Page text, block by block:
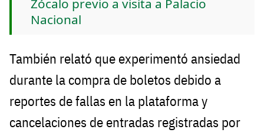
Zócalo previo a visita a Palacio
Nacional
También relató que experimentó ansiedad
durante la compra de boletos debido a
reportes de fallas en la plataforma y
cancelaciones de entradas registradas por